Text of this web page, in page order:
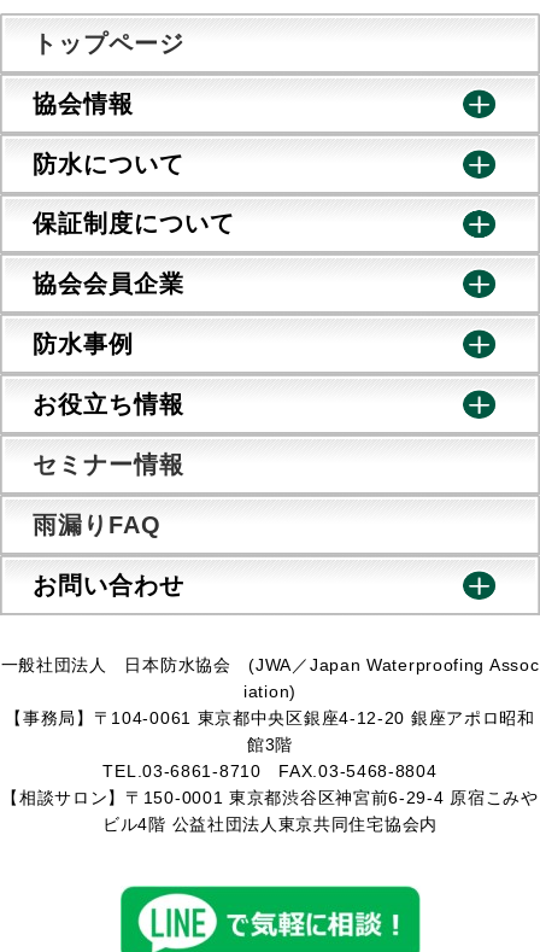
トップページ
協会情報
防水について
保証制度について
協会会員企業
防水事例
お役立ち情報
セミナー情報
雨漏りFAQ
お問い合わせ
一般社団法人 日本防水協会 (JWA／Japan Waterproofing Assoc
iation)
【事務局】〒104-0061 東京都中央区銀座4-12-20 銀座アポロ昭和
館3階
TEL.03-6861-8710 FAX.03-5468-8804
【相談サロン】〒150-0001 東京都渋谷区神宮前6-29-4 原宿こみや
ビル4階 公益社団法人東京共同住宅協会内